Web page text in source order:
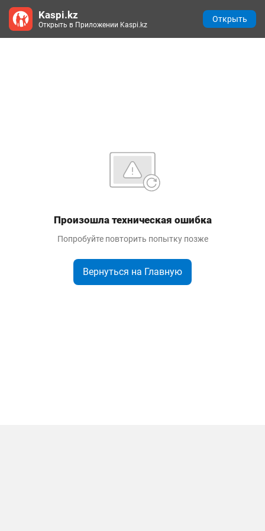
Произошла техническая ошибка
Попробуйте повторить попытку позже
Вернуться на Главную
Kaspi.kz
Открыть в Приложении Kaspi.kz
Открыть